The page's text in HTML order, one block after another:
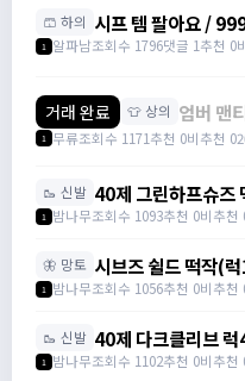
🩳 하의 시프 템 팔아요 /
https://
1 알파남조회수 1796댓글 1추천 0
거래 완료 👕 상의 엄버 맨
2500팝
1 무류조회수 1171추천 0비추천 0
🥾 신발 40제 그린하프슈
400만 / https://
1 밤나무조회수 1093추천 0비추천
🦋 망토 시브즈 쉴드 떡작(
https://
1 밤나무조회수 1056추천 0비추천
🥾 신발 40제 다크클리브
https://
1 밤나무조회수 1102추천 0비추천